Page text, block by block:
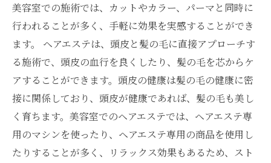
美容室での施術では、カットやカラー、パーマと同時に
行われることが多く、手軽に効果を実感することができ
ます。 ヘアエステは、頭皮と髪の毛に直接アプローチす
る施術で、頭皮の血行を良くしたり、髪の毛を芯からケ
アすることができます。頭皮の健康は髪の毛の健康に密
接に関係しており、頭皮が健康であれば、髪の毛も美し
く育ちます。美容室でのヘアエステでは、ヘアエステ専
用のマシンを使ったり、ヘアエステ専用の商品を使用し
たりすることが多く、リラックス効果もあるため、スト